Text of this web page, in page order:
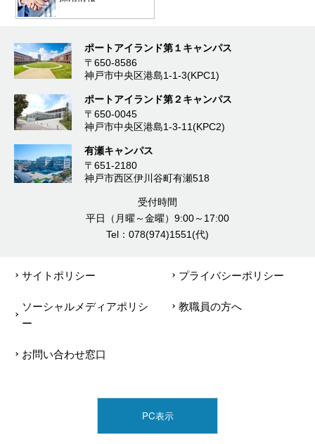
ポートアイランド第１キャンパス
〒650-8586
神戸市中央区港島1-1-3(KPC1)
ポートアイランド第２キャンパス
〒650-0045
神戸市中央区港島1-3-11(KPC2)
有瀬キャンパス
〒651-2180
神戸市西区伊川谷町有瀬518
受付時間
平日（月曜～金曜）9:00～17:00
Tel：078(974)1551(代)
サイトポリシー プライバシーポリシー
ソーシャルメディアポリシ
ー
教職員の方へ
お問い合わせ窓口
PC表示